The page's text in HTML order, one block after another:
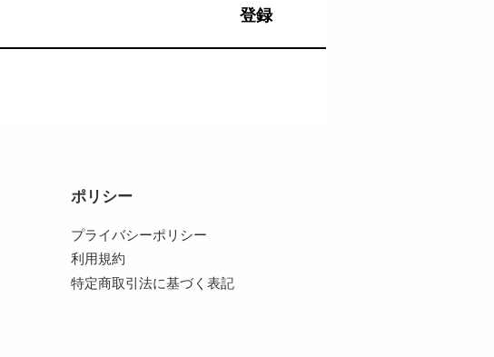
登録
ポリシー
プライバシーポリシー
利用規約
特定商取引法に基づく表記